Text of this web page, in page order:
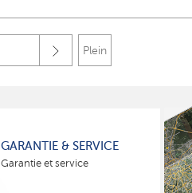
Plein
GARANTIE & SERVICE
Garantie et service